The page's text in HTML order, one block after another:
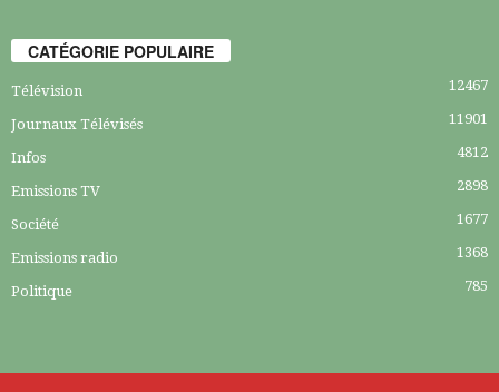
CATÉGORIE POPULAIRE
Télévision 12467
Journaux Télévisés 11901
Infos 4812
Emissions TV 2898
Société 1677
Emissions radio 1368
Politique 785